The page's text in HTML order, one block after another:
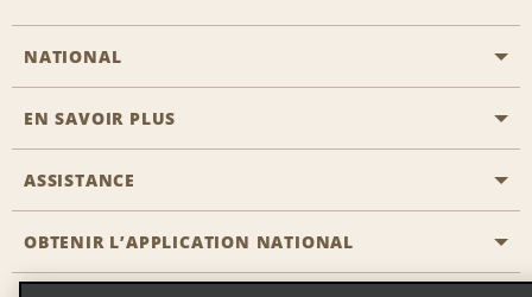
NATIONAL
Passer une réservation
Solutions pour les professionnels
EN SAVOIR PLUS
Carrière
ASSISTANCE
Accessibilité
OBTENIR L’APPLICATION NATIONAL